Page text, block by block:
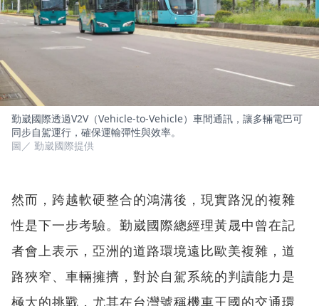
勤崴國際透過V2V（Vehicle-to-Vehicle）車間通訊，讓多輛電巴可
同步自駕運行，確保運輸彈性與效率。
圖／ 勤崴國際提供
然而，跨越軟硬整合的鴻溝後，現實路況的複雜
性是下一步考驗。勤崴國際總經理黃晟中曾在記
者會上表示，亞洲的道路環境遠比歐美複雜，道
路狹窄、車輛擁擠，對於自駕系統的判讀能力是
極大的挑戰，尤其在台灣號稱機車王國的交通環